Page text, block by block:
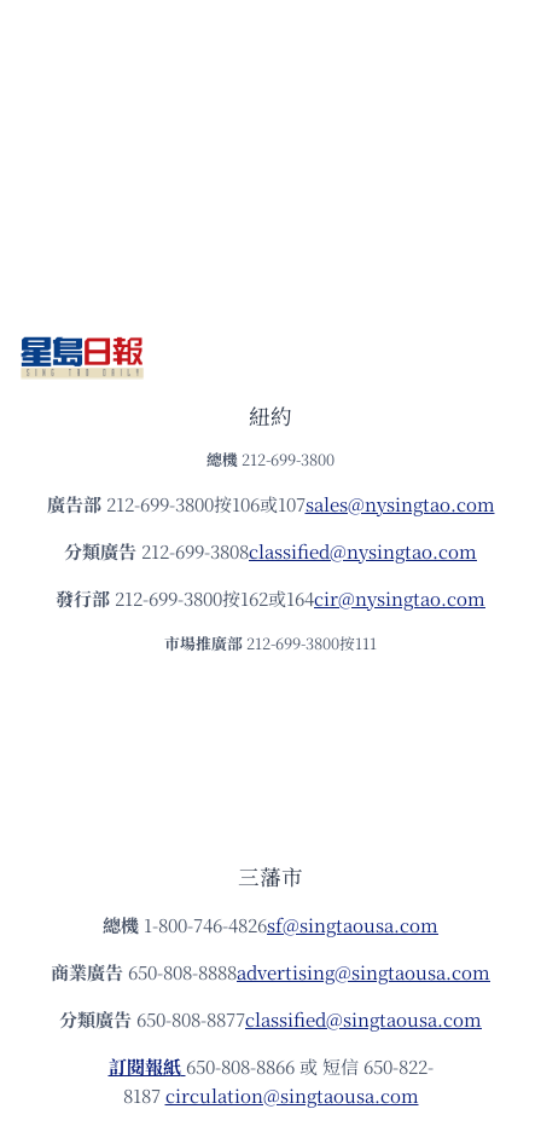
紐約
總機 212-699-3800
廣告部212-699-3800按106或107sales@nysingtao.com
分類廣告 212-699-3808classified@nysingtao.com
發⾏部 212-699-3800按162或164cir@nysingtao.com
市場推廣部 212-699-3800按111
三藩市
總機 1-800-746-4826sf@singtaousa.com
商業廣告 650-808-8888advertising@singtaousa.com
分類廣告 650-808-8877classified@singtaousa.com
訂閱報紙 650-808-8866 或 短信 650-822-
8187circulation@singtaousa.com